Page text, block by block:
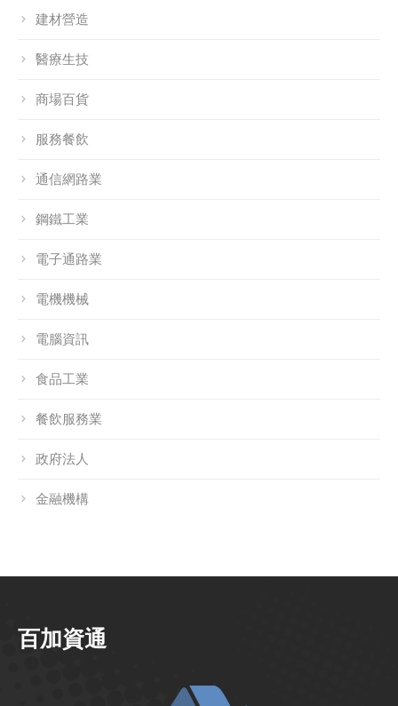
建材營造
醫療生技
商場百貨
服務餐飲
通信網路業
鋼鐵工業
電子通路業
電機機械
電腦資訊
食品工業
餐飲服務業
政府法人
金融機構
百加資通